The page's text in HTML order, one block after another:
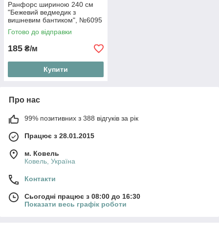
Ранфорс шириною 240 см
"Бежевий ведмедик з
вишневим бантиком", №6095
Готово до відправки
185 ₴/м
Купити
Про нас
99% позитивних з 388 відгуків за рік
Працює з 28.01.2015
м. Ковель
Ковель, Україна
Контакти
Сьогодні працює з 08:00 до 16:30
Показати весь графік роботи